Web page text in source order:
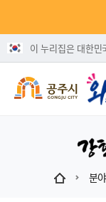
이 누리집은 대한
분